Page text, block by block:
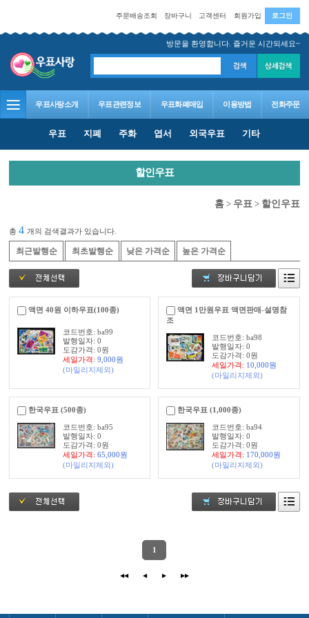
로그인
회원가입
고객센터
장바구니
주문배송조회
방문을 환영합니다. 즐거운 시간되세요~
우표사랑소개 우표관련정보 우표화폐매입 이용방법 전화주문
우표 지폐 주화 엽서 외국우표 기타
할인우표
홈> 우표> 할인우표
최근발행순 최초발행순 낮은 가격순 높은 가격순
총4 개의 검색결과가 있습니다.
액면 40원 이하우표(100종)
코드번호: ba99
발행일자: 0
도감가격: 0원
세일가격: 9,000원
(마일리지제외)
액면 1만원우표 액면판매-설명참
조
코드번호: ba98
발행일자: 0
도감가격: 0원
세일가격: 10,000원
(마일리지제외)
한국우표 (500종)
코드번호: ba95
발행일자: 0
도감가격: 0원
세일가격: 65,000원
(마일리지제외)
한국우표 (1,000종)
코드번호: ba94
발행일자: 0
도감가격: 0원
세일가격: 170,000원
(마일리지제외)
◀◀ ◀
1
▶ ▶▶